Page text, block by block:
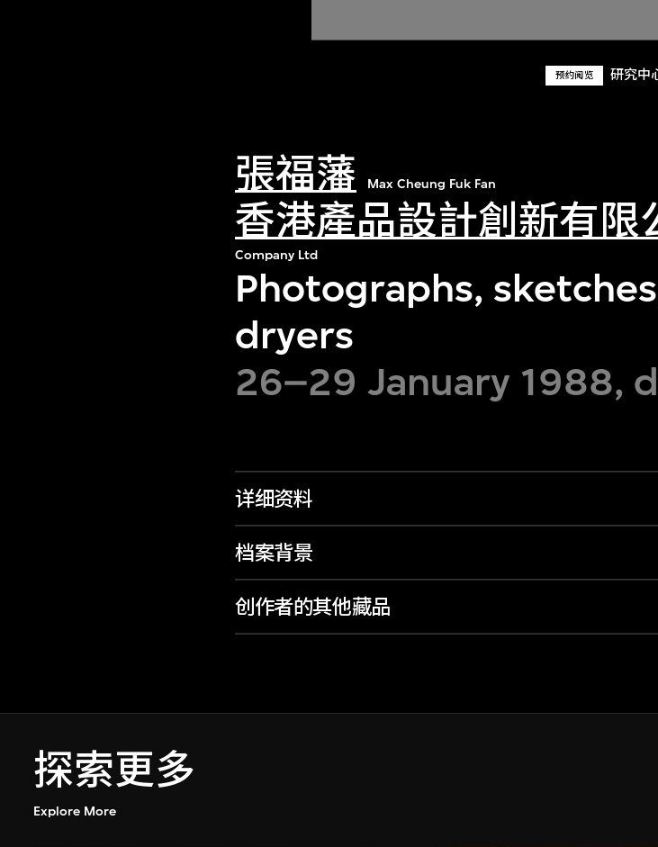
预约阅览 研究中
張福藩 Max Cheung Fuk Fan
香港產品設計創新有限
Company Ltd
Photographs,
dryers
26–29 January 1988,
详细资料
档案背景
创作者的其他藏品
探索更多
Explore More